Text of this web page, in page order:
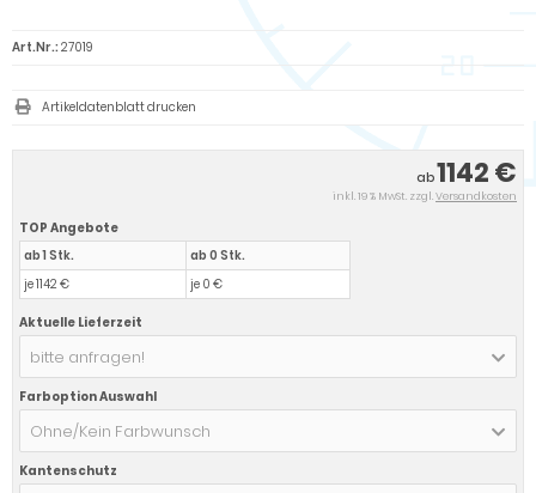
ab1142 €
inkl. 19 % MwSt. zzgl.Versandkosten
TOP Angebote
ab 1 Stk.
je 1142 €
ab 0 Stk.
je 0 €
Aktuelle Lieferzeit
bitte anfragen!
Farboption Auswahl
Ohne/Kein Farbwunsch
Kantenschutz
Art.Nr.: 27019
Artikeldatenblatt drucken